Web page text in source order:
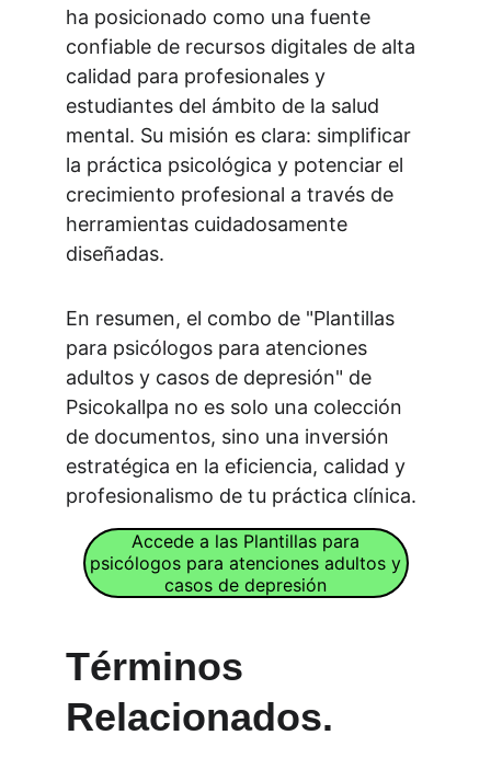
ha posicionado como una fuente
confiable de recursos digitales de alta
calidad para profesionales y
estudiantes del ámbito de la salud
mental. Su misión es clara: simplificar
la práctica psicológica y potenciar el
crecimiento profesional a través de
herramientas cuidadosamente
diseñadas.
En resumen, el combo de "Plantillas
para psicólogos para atenciones
adultos y casos de depresión" de
Psicokallpa no es solo una colección
de documentos, sino una inversión
estratégica en la eficiencia, calidad y
profesionalismo de tu práctica clínica.
Accede a las Plantillas para
psicólogos para atenciones adultos y
casos de depresión
Términos
Relacionados.